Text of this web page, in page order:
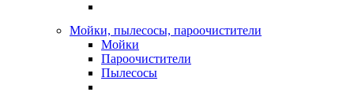
Мойки, пылесосы, пароочистители
Мойки
Пароочистители
Пылесосы